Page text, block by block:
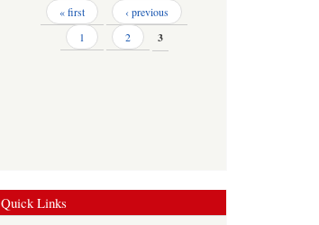
Pages « first
‹ previous
1
2 3
Quick Links